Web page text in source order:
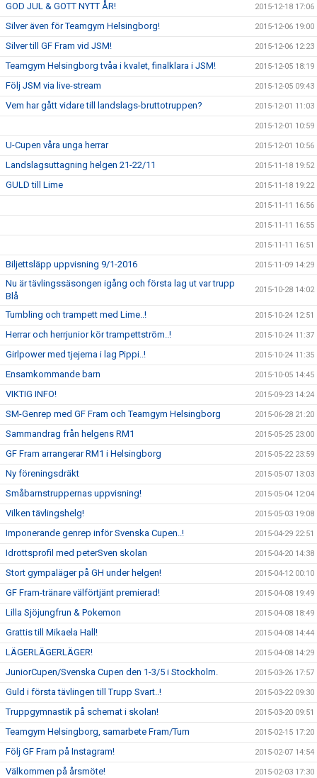
GOD JUL & GOTT NYTT ÅR! 2015-12-18 17:06
Silver även för Teamgym Helsingborg! 2015-12-06 19:00
Silver till GF Fram vid JSM! 2015-12-06 12:23
Teamgym Helsingborg tvåa i kvalet, finalklara i JSM! 2015-12-05 18:19
Följ JSM via live-stream 2015-12-05 09:43
Vem har gått vidare till landslags-bruttotruppen? 2015-12-01 11:03
2015-12-01 10:59
U-Cupen våra unga herrar 2015-12-01 10:56
Landslagsuttagning helgen 21-22/11 2015-11-18 19:52
GULD till Lime 2015-11-18 19:22
2015-11-11 16:56
2015-11-11 16:55
2015-11-11 16:51
Biljettsläpp uppvisning 9/1-2016 2015-11-09 14:29
Nu är tävlingssäsongen igång och första lag ut var trupp
Blå
2015-10-28 14:02
Tumbling och trampett med Lime..! 2015-10-24 12:51
Herrar och herrjunior kör trampettström..! 2015-10-24 11:37
Girlpower med tjejerna i lag Pippi..! 2015-10-24 11:35
Ensamkommande barn 2015-10-05 14:45
VIKTIG INFO! 2015-09-23 14:24
SM-Genrep med GF Fram och Teamgym Helsingborg 2015-06-28 21:20
Sammandrag från helgens RM1 2015-05-25 23:00
GF Fram arrangerar RM1 i Helsingborg 2015-05-22 23:59
Ny föreningsdräkt 2015-05-07 13:03
Småbarnstruppernas uppvisning! 2015-05-04 12:04
Vilken tävlingshelg! 2015-05-03 19:08
Imponerande genrep inför Svenska Cupen..! 2015-04-29 22:51
Idrottsprofil med peterSven skolan 2015-04-20 14:38
Stort gympaläger på GH under helgen! 2015-04-12 00:10
GF Fram-tränare välförtjänt premierad! 2015-04-08 19:49
Lilla Sjöjungfrun & Pokemon 2015-04-08 18:49
Grattis till Mikaela Hall! 2015-04-08 14:44
LÄGERLÄGERLÄGER! 2015-04-08 14:29
JuniorCupen/Svenska Cupen den 1-3/5 i Stockholm. 2015-03-26 17:57
Guld i första tävlingen till Trupp Svart..! 2015-03-22 09:30
Truppgymnastik på schemat i skolan! 2015-03-20 09:51
Teamgym Helsingborg, samarbete Fram/Turn 2015-02-15 17:20
Följ GF Fram på Instagram! 2015-02-07 14:54
Välkommen på årsmöte! 2015-02-03 17:30